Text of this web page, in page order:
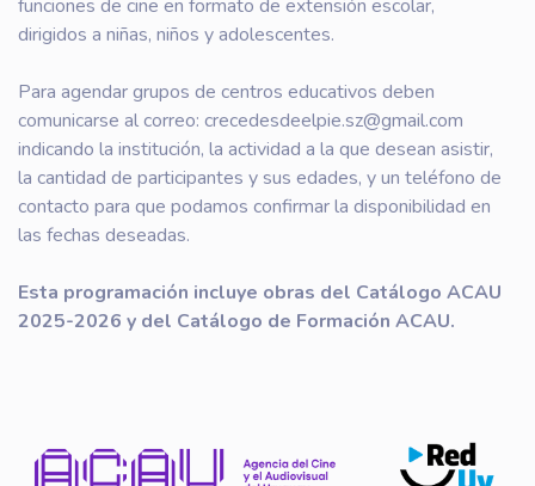
funciones de cine en formato de extensión escolar,
dirigidos a niñas, niños y adolescentes.
Para agendar grupos de centros educativos deben
comunicarse al correo: crecedesdeelpie.sz@gmail.com
indicando la institución, la actividad a la que desean asistir,
la cantidad de participantes y sus edades, y un teléfono de
contacto para que podamos confirmar la disponibilidad en
las fechas deseadas.
Esta programación incluye obras del Catálogo ACAU
2025-2026 y del Catálogo de Formación ACAU.